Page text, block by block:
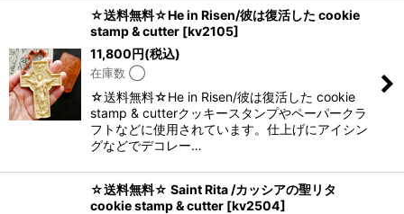
☆送料無料☆He in Risen/彼は復活した cookie
stamp & cutter [kv2105]
11,800円(税込)
在庫数 ◯
☆送料無料☆He in Risen/彼は復活した cookie
stamp & cutterクッキースタンプやペーパークラ
フトなどに使用されています。仕上げにアイシン
グなどでデコレー…
☆送料無料☆ Saint Rita /カッシアの聖リタ
cookie stamp & cutter [kv2504]